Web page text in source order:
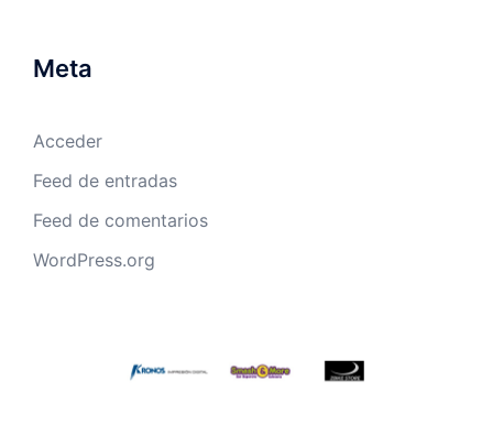
Meta
Acceder
Feed de entradas
Feed de comentarios
WordPress.org